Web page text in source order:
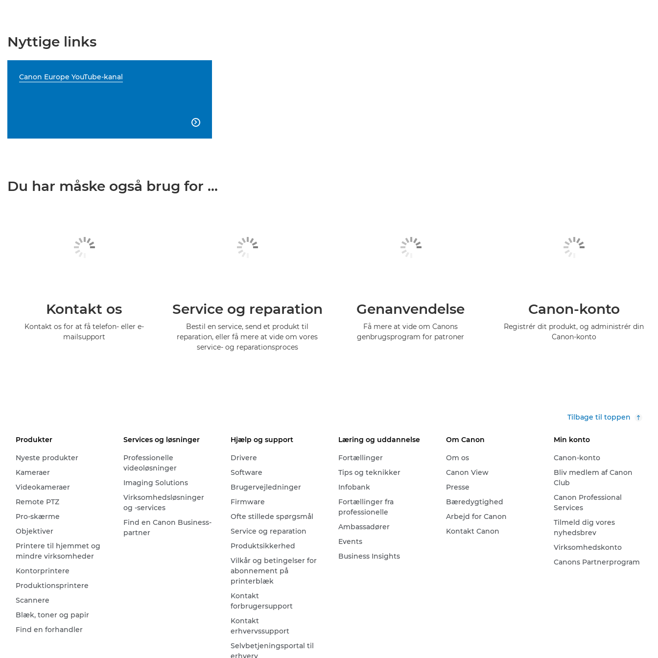
Nyttige links
Canon Europe YouTube-kanal

Du har måske også brug for ...
Kontakt os
Kontakt os for at få telefon- eller e-
mailsupport
Service og reparation
Bestil en service, send et produkt til
reparation, eller få mere at vide om vores
service- og reparationsproces
Genanvendelse
Få mere at vide om Canons
genbrugsprogram for patroner
Canon-konto
Registrér dit produkt, og administrér din
Canon-konto
Tilbage til toppen
Produkter
Nyeste produkter
Kameraer
Videokameraer
Remote PTZ
Pro-skærme
Objektiver
Printere til hjemmet og
mindre virksomheder
Kontorprintere
Produktionsprintere
Scannere
Blæk, toner og papir
Find en forhandler
Services og løsninger
Professionelle
videoløsninger
Imaging Solutions
Virksomhedsløsninger
og -services
Find en Canon Business-
partner
Hjælp og support
Drivere
Software
Brugervejledninger
Firmware
Ofte stillede spørgsmål
Service og reparation
Produktsikkerhed
Vilkår og betingelser for
abonnement på
printerblæk
Kontakt
forbrugersupport
Kontakt
erhvervssupport
Selvbetjeningsportal til
erhverv
Læring og uddannelse
Fortællinger
Tips og teknikker
Infobank
Fortællinger fra
professionelle
Ambassadører
Events
Business Insights
Om Canon
Om os
Canon View
Presse
Bæredygtighed
Arbejd for Canon
Kontakt Canon
Min konto
Canon-konto
Bliv medlem af Canon
Club
Canon Professional
Services
Tilmeld dig vores
nyhedsbrev
Virksomhedskonto
Canons Partnerprogram